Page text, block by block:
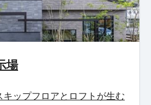
場
ップフロアとロフトが生む